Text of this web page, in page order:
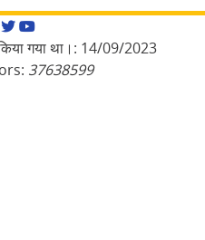
Instagram
Twitter
YouTube
गया था।: 14/09/2023
37638599